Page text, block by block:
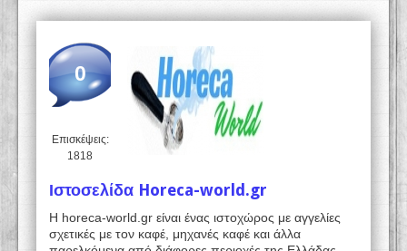
0
Επισκέψεις:
1818
Ιστοσελίδα Horeca-world.gr
Η horeca-world.gr είναι ένας ιστοχώρος με αγγελίες
σχετικές με τον καφέ, μηχανές καφέ και άλλα